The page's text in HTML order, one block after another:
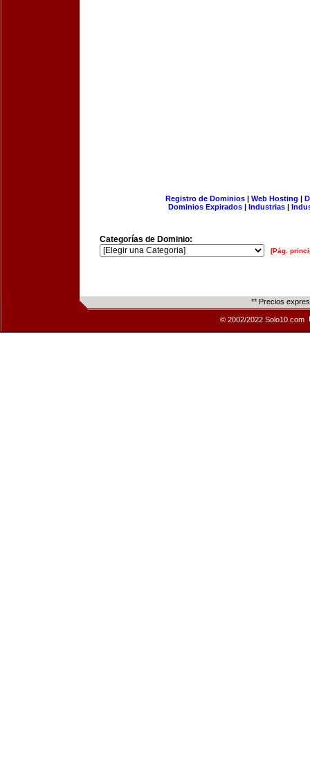
Registro de Dominios| Web Hosting |
Dominios Expirados | Industrias |
Categorías de Dominio:
[Pág.
** Precios
© 2002/2022 Solo10.com